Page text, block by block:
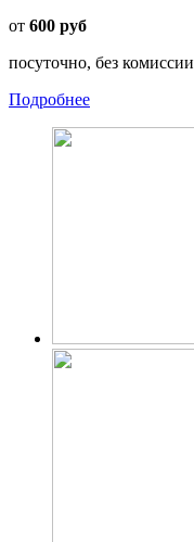
от 600 руб
посуточно, без комиссии
Подробнее